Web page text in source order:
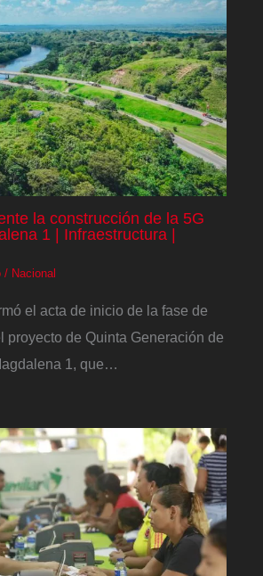
la construcción de la 5G
1 | Infraestructura |
/ Nacional
el acta de inicio de la fase de
proyecto de Quinta Generación de
1, que…